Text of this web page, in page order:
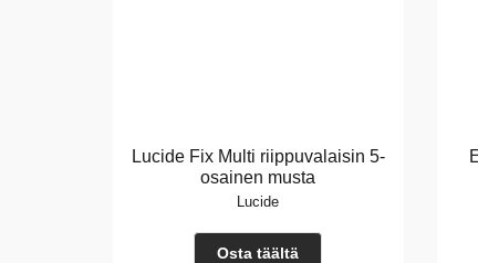
Lucide Fix Multi riippuvalaisin 5-
osainen musta
Lucide
Osta täältä